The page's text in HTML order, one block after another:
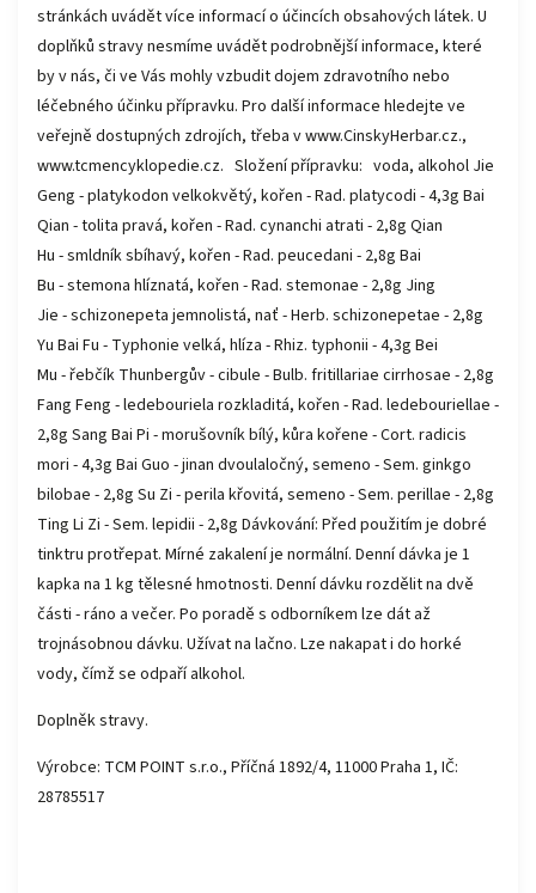
stránkách uvádět více informací o účincích obsahových látek. U
doplňků stravy nesmíme uvádět podrobnější informace, které
by v nás, či ve Vás mohly vzbudit dojem zdravotního nebo
léčebného účinku přípravku. Pro další informace hledejte ve
veřejně dostupných zdrojích, třeba v www.CinskyHerbar.cz.,
www.tcmencyklopedie.cz. Složení přípravku: voda, alkohol Jie
Geng - platykodon velkokvětý, kořen - Rad. platycodi - 4,3g Bai
Qian - tolita pravá, kořen - Rad. cynanchi atrati - 2,8g Qian
Hu - smldník sbíhavý, kořen - Rad. peucedani - 2,8g Bai
Bu - stemona hlíznatá, kořen - Rad. stemonae - 2,8g Jing
Jie - schizonepeta jemnolistá, nať - Herb. schizonepetae - 2,8g
Yu Bai Fu - Typhonie velká, hlíza - Rhiz. typhonii - 4,3g Bei
Mu - řebčík Thunbergův - cibule - Bulb. fritillariae cirrhosae - 2,8g
Fang Feng - ledebouriela rozkladitá, kořen - Rad. ledebouriellae -
2,8g Sang Bai Pi - morušovník bílý, kůra kořene - Cort. radicis
mori - 4,3g Bai Guo - jinan dvoulaločný, semeno - Sem. ginkgo
bilobae - 2,8g Su Zi - perila křovitá, semeno - Sem. perillae - 2,8g
Ting Li Zi - Sem. lepidii - 2,8g Dávkování: Před použitím je dobré
tinktru protřepat. Mírné zakalení je normální. Denní dávka je 1
kapka na 1 kg tělesné hmotnosti. Denní dávku rozdělit na dvě
části - ráno a večer. Po poradě s odborníkem lze dát až
trojnásobnou dávku. Užívat na lačno. Lze nakapat i do horké
vody, čímž se odpaří alkohol.
Doplněk stravy.
Výrobce: TCM POINT s.r.o., Příčná 1892/4, 11000 Praha 1, IČ:
28785517